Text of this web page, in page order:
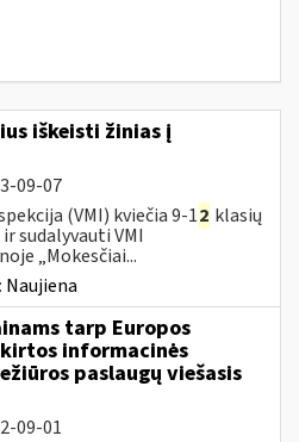
iškeisti žinias į
09-07
(VMI) kviečia 9-12 klasių
sudalyvauti VMI
„Mokesčiai...
Naujiena
tarp Europos
informacinės
paslaugų viešasis
09-01